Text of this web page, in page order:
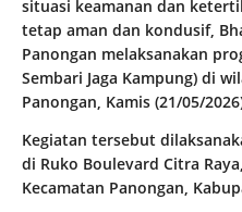
situasi keamanan dan
tetap aman dan kondusif,
Panongan melaksanakan
Sembari Jaga Kampung) di
Panongan, Kamis (21/05/
Kegiatan tersebut
di Ruko Boulevard Citra
Kecamatan Panongan,